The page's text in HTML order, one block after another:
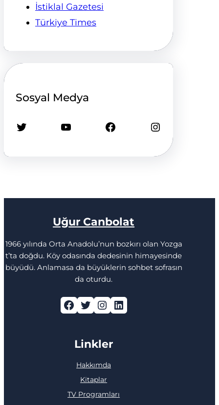
İstiklal Gazetesi
Türkiye Times
Sosyal Medya
Twitter YouTube Facebook Instagram
Uğur Canbolat
1966 yılında Orta Anadolu’nun bozkırı olan Yozga
t’ta doğdu. Köy odasında dedesinin himayesinde
büyüdü. Anlamasa da büyüklerin sohbet sofrasın
da oturdu.
Facebook Twitter Instagram LinkedIn
Linkler
Hakkımda
Kitaplar
TV Programları